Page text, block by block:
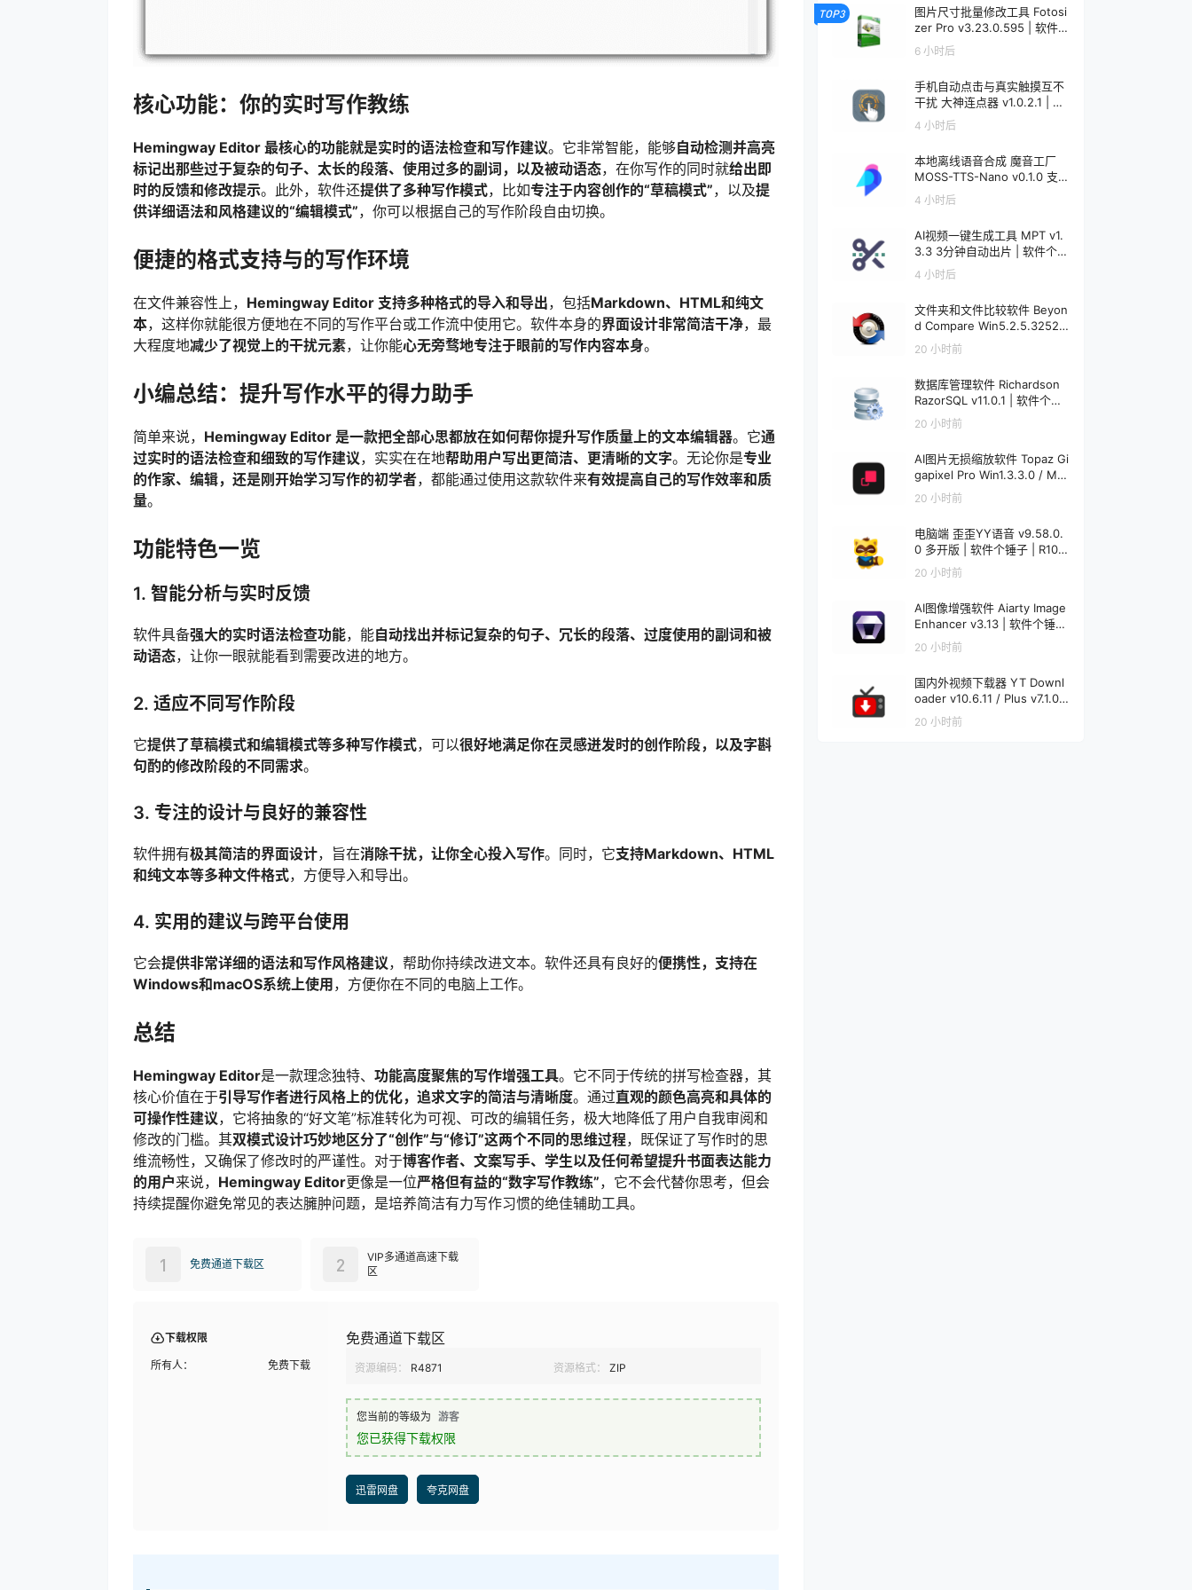
核心功能：你的实时写作教练
Hemingway Editor 最核心的功能就是实时的语法检查和写作建议。它非常智能，能够自动检测并高亮
标记出那些过于复杂的句子、太长的段落、使用过多的副词，以及被动语态，在你写作的同时就给出即
时的反馈和修改提示。此外，软件还提供了多种写作模式，比如专注于内容创作的“草稿模式”，以及提
供详细语法和风格建议的“编辑模式”，你可以根据自己的写作阶段自由切换。
便捷的格式支持与的写作环境
在文件兼容性上， Hemingway Editor 支持多种格式的导入和导出，包括Markdown、HTML和纯文
本，这样你就能很方便地在不同的写作平台或工作流中使用它。软件本身的界面设计非常简洁干净，最
大程度地减少了视觉上的干扰元素，让你能心无旁骛地专注于眼前的写作内容本身。
小编总结：提升写作水平的得力助手
简单来说， Hemingway Editor 是一款把全部心思都放在如何帮你提升写作质量上的文本编辑器。它通
过实时的语法检查和细致的写作建议，实实在在地帮助用户写出更简洁、更清晰的文字。无论你是专业
的作家、编辑，还是刚开始学习写作的初学者，都能通过使用这款软件来有效提高自己的写作效率和质
量。
功能特色一览
1. 智能分析与实时反馈
软件具备强大的实时语法检查功能，能自动找出并标记复杂的句子、冗长的段落、过度使用的副词和被
动语态，让你一眼就能看到需要改进的地方。
2. 适应不同写作阶段
它提供了草稿模式和编辑模式等多种写作模式，可以很好地满足你在灵感迸发时的创作阶段，以及字斟
句酌的修改阶段的不同需求。
3. 专注的设计与良好的兼容性
软件拥有极其简洁的界面设计，旨在消除干扰，让你全心投入写作。同时，它支持Markdown、HTML
和纯文本等多种文件格式，方便导入和导出。
4. 实用的建议与跨平台使用
它会提供非常详细的语法和写作风格建议，帮助你持续改进文本。软件还具有良好的便携性，支持在
Windows和macOS系统上使用，方便你在不同的电脑上工作。
总结
Hemingway Editor是一款理念独特、 功能高度聚焦的写作增强工具。它不同于传统的拼写检查器，其
核心价值在于引导写作者进行风格上的优化，追求文字的简洁与清晰度。通过直观的颜色高亮和具体的
可操作性建议，它将抽象的“好文笔”标准转化为可视、可改的编辑任务，极大地降低了用户自我审阅和
修改的门槛。其双模式设计巧妙地区分了“创作”与“修订”这两个不同的思维过程，既保证了写作时的思
维流畅性，又确保了修改时的严谨性。对于博客作者、文案写手、学生以及任何希望提升书面表达能力
的用户来说， Hemingway Editor更像是一位严格但有益的“数字写作教练”，它不会代替你思考，但会
持续提醒你避免常见的表达臃肿问题，是培养简洁有力写作习惯的绝佳辅助工具。
免费通道下载区
1
VIP多通道高速下载
区
2
下载权限
所有人： 免费下载
免费通道下载区
资源编码： R4871 资源格式： ZIP
您当前的等级为 游客
您已获得下载权限
迅雷网盘 夸克网盘
TOP3
图片尺寸批量修改工具 Fotosi
zer Pro v3.23.0.595 | 软件个
锤子 | R5091
6 小时后
手机自动点击与真实触摸互不
干扰 大神连点器 v1.0.2.1 | 软
件个锤子 | R5090
4 小时后
本地离线语音合成 魔音工厂
MOSS-TTS-Nano v0.1.0 支
持声音克隆 | 软件个锤子 | R5
089
4 小时后
AI视频一键生成工具 MPT v1.
3.3 3分钟自动出片 | 软件个锤
子 | R5088
4 小时后
文件夹和文件比较软件 Beyon
d Compare Win5.2.5.32528
/ Mac5.1.1.31157 | 软件个锤子
| R1599
20 小时前
数据库管理软件 Richardson
RazorSQL v11.0.1 | 软件个锤
子 | R1233
20 小时前
AI图片无损缩放软件 Topaz Gi
gapixel Pro Win1.3.3.0 / Mac
1.0.0 | 软件个锤子 | R4521
20 小时前
电脑端 歪歪YY语音 v9.58.0.
0 多开版 | 软件个锤子 | R108
20 小时前
AI图像增强软件 Aiarty Image
Enhancer v3.13 | 软件个锤子
| R1848
20 小时前
国内外视频下载器 YT Downl
oader v10.6.11 / Plus v7.1.0
Mac v7.1.0 | 软件个锤子 | R12
20
20 小时前